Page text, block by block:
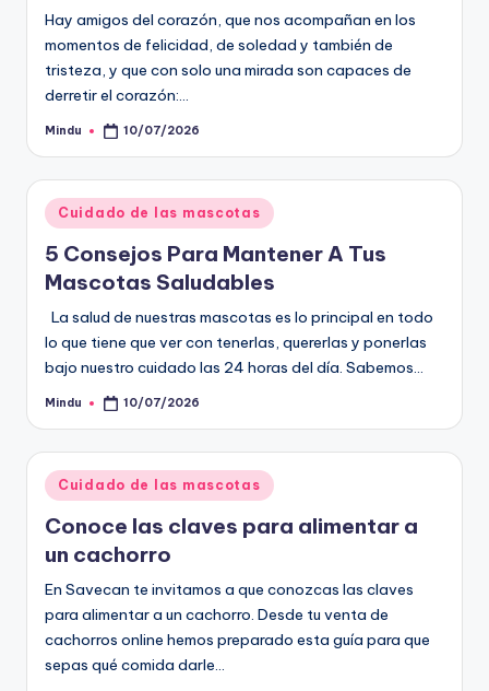
Hay amigos del corazón, que nos acompañan en los
momentos de felicidad, de soledad y también de
tristeza, y que con solo una mirada son capaces de
derretir el corazón:…
Publicado
Mindu 10/07/2026
Publicado
en
Cuidado de las mascotas
5 Consejos Para Mantener A Tus
Mascotas Saludables
La salud de nuestras mascotas es lo principal en todo
lo que tiene que ver con tenerlas, quererlas y ponerlas
bajo nuestro cuidado las 24 horas del día. Sabemos…
Publicado
Mindu 10/07/2026
Publicado
en
Cuidado de las mascotas
Conoce las claves para alimentar a
un cachorro
En Savecan te invitamos a que conozcas las claves
para alimentar a un cachorro. Desde tu venta de
cachorros online hemos preparado esta guía para que
sepas qué comida darle…